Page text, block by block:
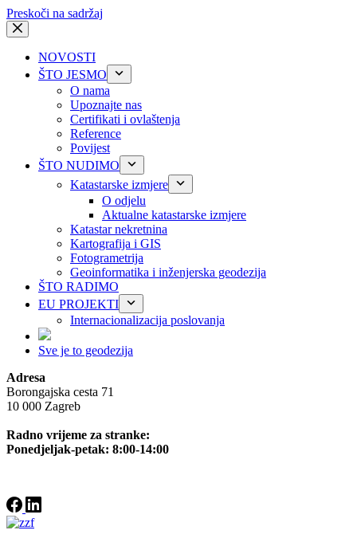
Preskoči na sadržaj
NOVOSTI
ŠTO JESMO
O nama
Upoznajte nas
Certifikati i ovlaštenja
Reference
Povijest
ŠTO NUDIMO
Katastarske izmjere
O odjelu
Aktualne katastarske izmjere
Katastar nekretnina
Kartografija i GIS
Fotogrametrija
Geoinformatika i inženjerska geodezija
ŠTO RADIMO
EU PROJEKTI
Internacionalizacija poslovanja
Sve je to geodezija
Adresa
Borongajska cesta 71
10 000 Zagreb
Radno vrijeme za stranke:
Ponedjeljak-petak: 8:00-14:00